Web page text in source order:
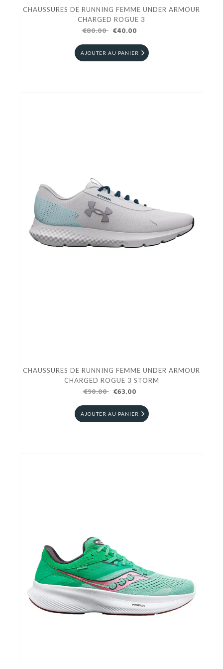
CHAUSSURES DE RUNNING FEMME UNDER ARMOUR
CHARGED ROGUE 3
€80.00 €40.00
AJOUTER AU PANIER
CHAUSSURES DE RUNNING FEMME UNDER ARMOUR
CHARGED ROGUE 3 STORM
€90.00 €63.00
AJOUTER AU PANIER